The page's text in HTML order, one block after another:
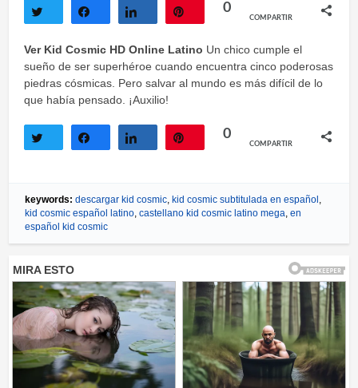
0
COMPARTIR
Ver Kid Cosmic HD Online Latino Un chico cumple el
sueño de ser superhéroe cuando encuentra cinco poderosas
piedras cósmicas. Pero salvar al mundo es más difícil de lo
que había pensado. ¡Auxilio!
0
COMPARTIR
keywords: descargar kid cosmic, kid cosmic subtitulada en español ,
kid cosmic español latino, castellano kid cosmic latino mega, en
español kid cosmic